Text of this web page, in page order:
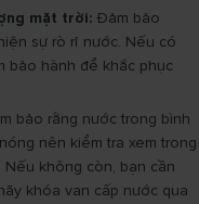
mặt trời: Đảm bảo
sự rò rỉ nước. Nếu có
bảo hành để khắc phục
bảo rằng nước trong bình
nên kiểm tra xem trong
không còn, bạn cần
khóa van cấp nước qua